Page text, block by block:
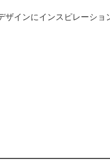
インにインスピレーシ